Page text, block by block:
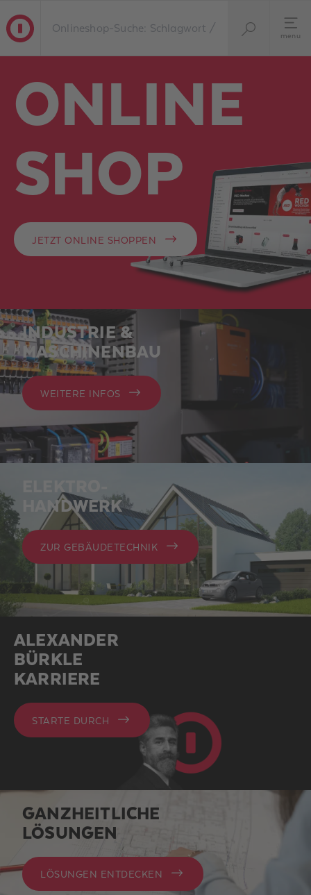
menu
ONLINE
SHOP
JETZT ONLINE SHOPPEN
INDUSTRIE &
MASCHINENBAU
WEITERE INFOS
HANDWERK
ZUR GEBÄUDETECHNIK
ALEXANDER
BÜRKLE
KARRIERE
STARTE DURCH
GANZHEITLICHE
LÖSUNGEN
LÖSUNGEN ENTDECKEN